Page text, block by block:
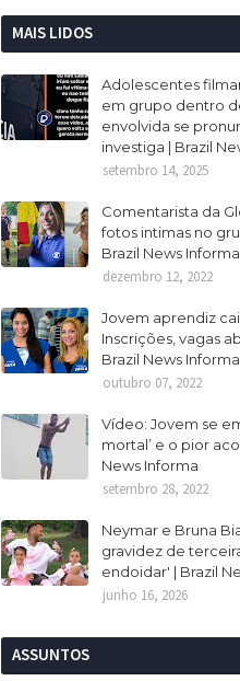
MAIS LIDOS
Adolescentes
em grupo dentro
envolvida se
investiga | Brazil
setembro 14, 2025
Comentarista da
fotos intimas no
Brazil News Informa
dezembro 12, 2022
Jovem aprendiz
Inscrições, vagas
Brazil News Informa
outubro 07, 2022
Vídeo: Jovem se
mortal’ e o pior
News Informa
setembro 28, 2022
Neymar e Bruna
gravidez de
endoidar' | Brazil
junho 16, 2026
ASSUNTOS